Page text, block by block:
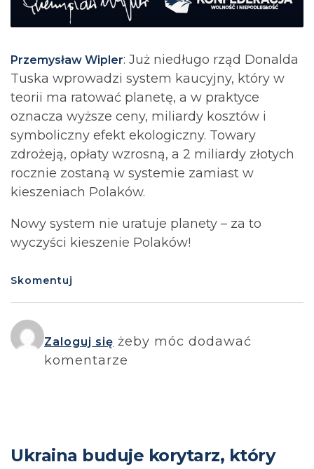
Przemysław Wipler: Już niedługo rząd Donalda
Tuska wprowadzi system kaucyjny, który w
teorii ma ratować planetę, a w praktyce
oznacza wyższe ceny, miliardy kosztów i
symboliczny efekt ekologiczny. Towary
zdrożeją, opłaty wzrosną, a 2 miliardy złotych
rocznie zostaną w systemie zamiast w
kieszeniach Polaków.
Nowy system nie uratuje planety – za to
wyczyści kieszenie Polaków!
Skomentuj
Zaloguj się żeby móc dodawać
komentarze
Ukraina buduje korytarz, który